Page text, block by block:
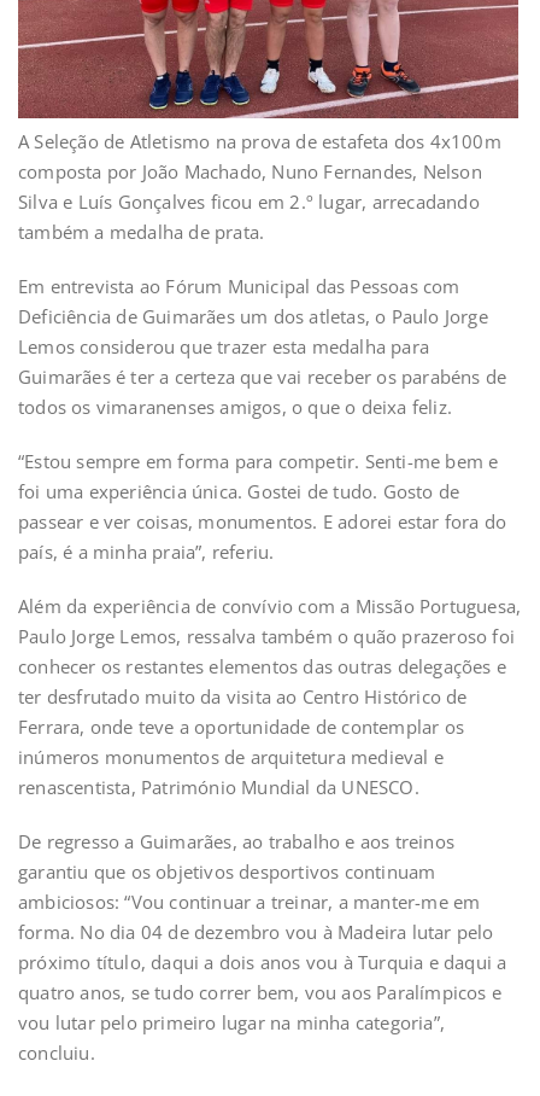
A Seleção de Atletismo na prova de estafeta dos 4x100m
composta por João Machado, Nuno Fernandes, Nelson
Silva e Luís Gonçalves ficou em 2.º lugar, arrecadando
também a medalha de prata.
Em entrevista ao Fórum Municipal das Pessoas com
Deficiência de Guimarães um dos atletas, o Paulo Jorge
Lemos considerou que trazer esta medalha para
Guimarães é ter a certeza que vai receber os parabéns de
todos os vimaranenses amigos, o que o deixa feliz.
“Estou sempre em forma para competir. Senti-me bem e
foi uma experiência única. Gostei de tudo. Gosto de
passear e ver coisas, monumentos. E adorei estar fora do
país, é a minha praia”, referiu.
Além da experiência de convívio com a Missão Portuguesa,
Paulo Jorge Lemos, ressalva também o quão prazeroso foi
conhecer os restantes elementos das outras delegações e
ter desfrutado muito da visita ao Centro Histórico de
Ferrara, onde teve a oportunidade de contemplar os
inúmeros monumentos de arquitetura medieval e
renascentista, Património Mundial da UNESCO.
De regresso a Guimarães, ao trabalho e aos treinos
garantiu que os objetivos desportivos continuam
ambiciosos: “Vou continuar a treinar, a manter-me em
forma. No dia 04 de dezembro vou à Madeira lutar pelo
próximo título, daqui a dois anos vou à Turquia e daqui a
quatro anos, se tudo correr bem, vou aos Paralímpicos e
vou lutar pelo primeiro lugar na minha categoria”,
concluiu.